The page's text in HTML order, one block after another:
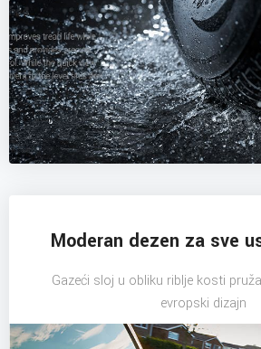
Moderan dezen za sve
Gazeći sloj u obliku riblje kosti
evropski dizajn